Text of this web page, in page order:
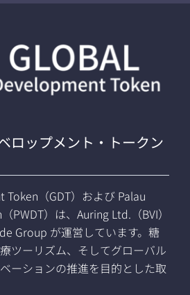
ロップメント・トークン
（GDT）および Palau
PWDT）は、Auring Ltd.（BVI）
Group が運営しています。糖
ツーリズム、そしてグローバル
ーションの推進を目的とした取